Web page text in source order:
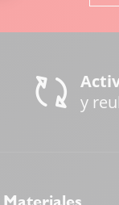
y
Materiales